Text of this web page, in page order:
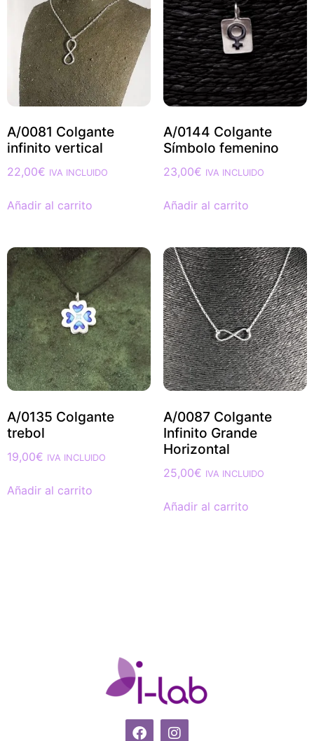
A/0081 Colgante
infinito vertical
22,00€ IVA INCLUIDO
Añadir al carrito
A/0144 Colgante
Símbolo femenino
23,00€ IVA INCLUIDO
Añadir al carrito
A/0135 Colgante
trebol
19,00€ IVA INCLUIDO
Añadir al carrito
A/0087 Colgante
Infinito Grande
Horizontal
25,00€ IVA INCLUIDO
Añadir al carrito